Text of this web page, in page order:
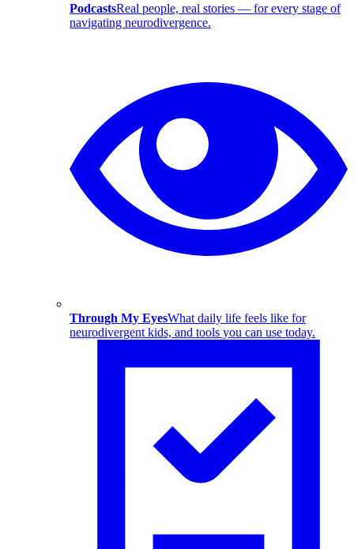
PodcastsReal people, real stories — for every stage of
navigating neurodivergence.
Through My EyesWhat daily life feels like for
neurodivergent kids, and tools you can use today.